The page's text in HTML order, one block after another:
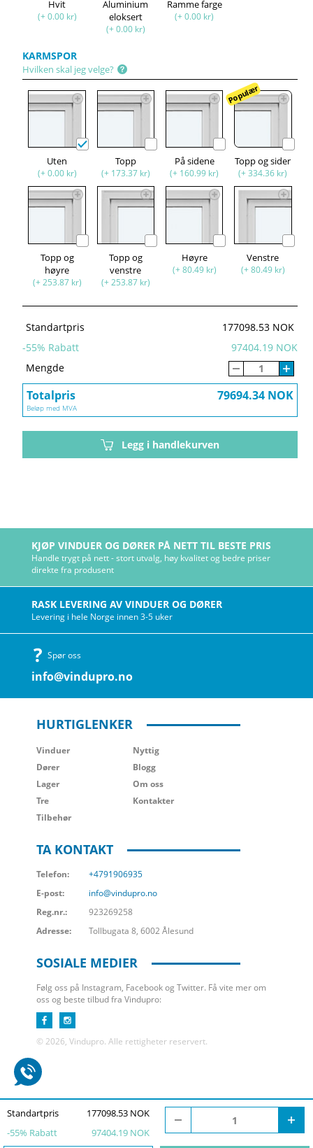
Hvit
(+ 0.00 kr)
Aluminium
eloksert
(+ 0.00 kr)
Ramme farge
(+ 0.00 kr)
KARMSPOR
Hvilken skal jeg velge?
Uten
(+ 0.00 kr)
Topp
(+ 173.37 kr)
På sidene
(+ 160.99 kr)
Populær
Topp og sider
(+ 334.36 kr)
Topp og
høyre
(+ 253.87 kr)
Topp og
venstre
(+ 253.87 kr)
Høyre
(+ 80.49 kr)
Venstre
(+ 80.49 kr)
Standartpris
177098.53 NOK
-55% Rabatt
97404.19 NOK
Mengde
Totalpris 79694.34 NOK
Beløp med MVA
Legg i handlekurven
Standartpris
177098.53 NOK
-55% Rabatt 97404.19 NOK
KJØP VINDUER OG DØRER PÅ NETT TIL BESTE PRIS
Handle trygt på nett - stort utvalg, høy kvalitet og bedre priser
direkte fra produsent
RASK LEVERING AV VINDUER OG DØRER
Levering i hele Norge innen 3-5 uker
Spør oss
info@vindupro.no
HURTIGLENKER
Vinduer
Dører
Lager
Tre
Tilbehør
Nyttig
Blogg
Om oss
Kontakter
TA KONTAKT
Telefon:
+4791906935
E-post:
info@vindupro.no
Reg.nr.:
923269258
Adresse:
Tollbugata 8, 6002 Ålesund
SOSIALE MEDIER
Følg oss på Instagram, Facebook og Twitter. Få vite mer om
oss og beste tilbud fra Vindupro:
© 2026, Vindupro. Alle rettigheter reservert.